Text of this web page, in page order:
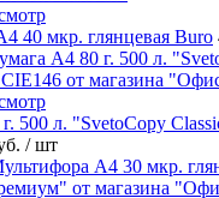
40 мкр. глянцевая Buro
500 л. "SvetoCopy
/ шт